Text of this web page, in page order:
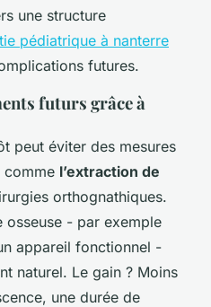
une structure
pédiatrique à nanterre
futures.
futurs grâce à
peut éviter des mesures
comme l’extraction de
orthognathiques.
osseuse - par exemple
appareil fonctionnel -
naturel. Le gain ? Moins
une durée de